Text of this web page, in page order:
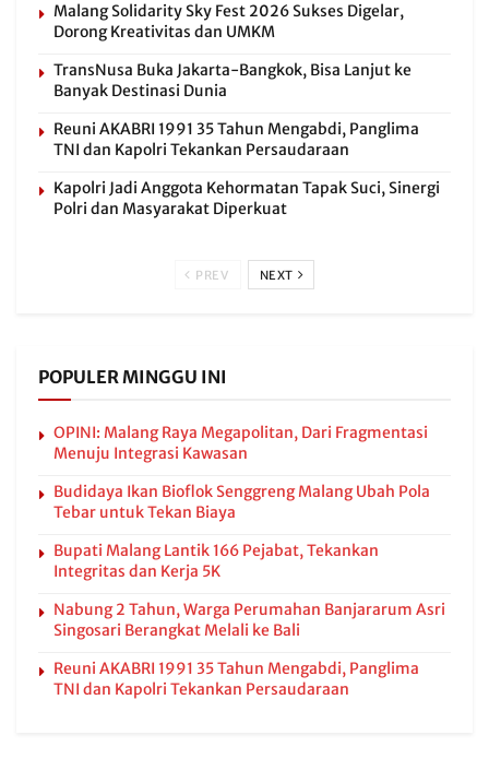
Malang Solidarity Sky Fest 2026 Sukses Digelar,
Dorong Kreativitas dan UMKM
TransNusa Buka Jakarta-Bangkok, Bisa Lanjut ke
Banyak Destinasi Dunia
Reuni AKABRI 1991 35 Tahun Mengabdi, Panglima
TNI dan Kapolri Tekankan Persaudaraan
Kapolri Jadi Anggota Kehormatan Tapak Suci, Sinergi
Polri dan Masyarakat Diperkuat
PREV NEXT
POPULER MINGGU INI
OPINI: Malang Raya Megapolitan, Dari Fragmentasi
Menuju Integrasi Kawasan
Budidaya Ikan Bioflok Senggreng Malang Ubah Pola
Tebar untuk Tekan Biaya
Bupati Malang Lantik 166 Pejabat, Tekankan
Integritas dan Kerja 5K
Nabung 2 Tahun, Warga Perumahan Banjararum Asri
Singosari Berangkat Melali ke Bali
Reuni AKABRI 1991 35 Tahun Mengabdi, Panglima
TNI dan Kapolri Tekankan Persaudaraan